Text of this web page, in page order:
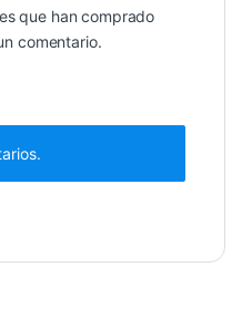
que han comprado
comentario.